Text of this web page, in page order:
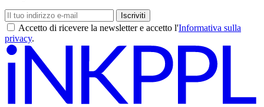
Iscriviti
Accetto di ricevere la newsletter e accetto l'Informativa sulla
privacy.